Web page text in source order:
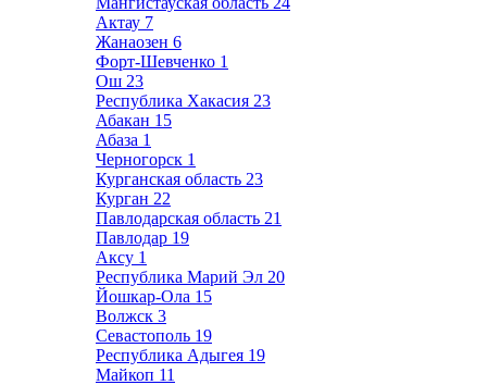
Актау 7
Жанаозен 6
Форт-Шевченко 1
Ош 23
Республика Хакасия 23
Абакан 15
Абаза 1
Черногорск 1
Курганская область 23
Курган 22
Павлодарская область 21
Павлодар 19
Аксу 1
Республика Марий Эл 20
Йошкар-Ола 15
Волжск 3
Севастополь 19
Республика Адыгея 19
Майкоп 11